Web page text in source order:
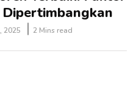
2025 2 Mins read